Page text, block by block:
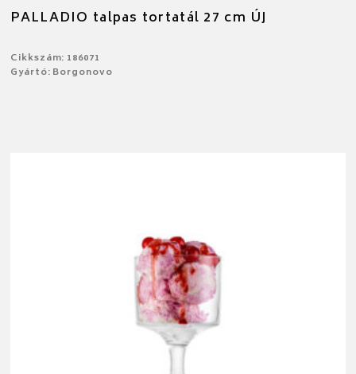
PALLADIO talpas tortatál 27 cm ÚJ
Cikkszám: 186071
Gyártó: Borgonovo